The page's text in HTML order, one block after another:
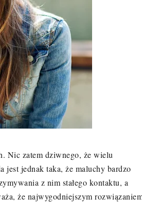
Nic zatem dziwnego, że wielu
jest jednak taka, że maluchy bardzo
z nim stałego kontaktu, a
że najwygodniejszym